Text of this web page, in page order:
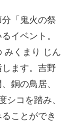
分「鬼火の祭
イベント。
みくまり じん
ます。吉野
銅の鳥居、
シコを踏み、
ことができ